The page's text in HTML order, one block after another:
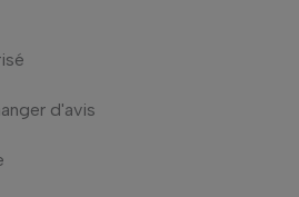
d'avis